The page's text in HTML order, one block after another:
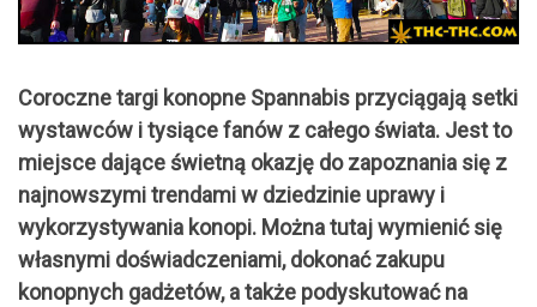
Coroczne targi konopne Spannabis przyciągają setki
wystawców i tysiące fanów z całego świata. Jest to
miejsce dające świetną okazję do zapoznania się z
najnowszymi trendami w dziedzinie uprawy i
wykorzystywania konopi. Można tutaj wymienić się
własnymi doświadczeniami, dokonać zakupu
konopnych gadżetów, a także podyskutować na